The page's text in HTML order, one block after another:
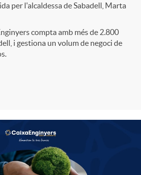
per l'alcaldessa de Sabadell, Marta
compta amb més de 2.800
i gestiona un volum de negoci de